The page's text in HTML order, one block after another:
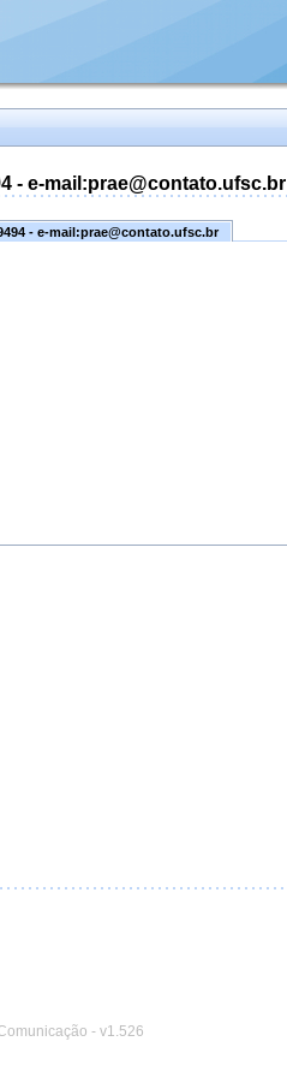
- e-mail:prae@contato.ufsc.br
- e-mail:prae@contato.ufsc.br
- v1.526